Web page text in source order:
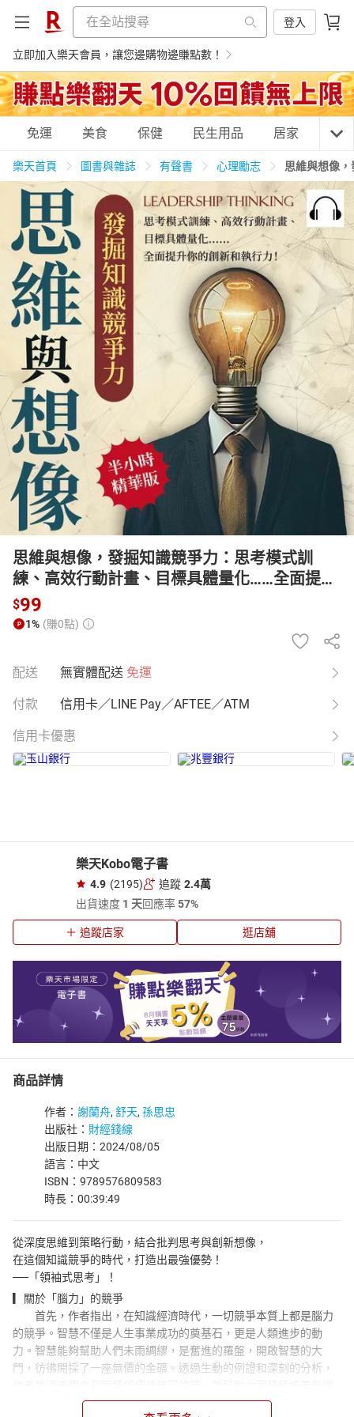
登入
立即加入樂天會員，讓您邊購物邊賺點數！
購物網分類
天天免運 美食蛋糕 民生用品
居家生活 3C家電 運動休閒 親子玩具
女裝 男裝 化妝保養 情趣用品
日本購物 電子/紙本書
免運 美食 保健 民生用品 居家 3C
樂天首頁 圖書與雜誌 有聲書 心理勵志 思維與想像
思維與想像，發掘知識競爭力：思考模式訓
練、高效行動計畫、目標具體量化……全面提升
你的創新和執行力！【有聲書】
$99
1% (賺0點)
配送 無實體配送 免運
付款 信用卡／LINE Pay／AFTEE／ATM
信用卡優惠
樂天Kobo電子書
4.9 (2195) 追蹤 2.4萬
出貨速度 1 天回應率57%
追蹤店家 逛店舖
商品詳情
作者： 謝蘭舟, 舒天, 孫思忠
出版社： 財經錢線
出版日期：2024/08/05
語言：中文
ISBN：9789576809583
時長：00:39:49
從深度思維到策略行動，結合批判思考與創新想像，
在這個知識競爭的時代，打造出最強優勢！
──「領袖式思考」！
▎關於「腦力」的競爭
首先，作者指出，在知識經濟時代，一切競爭本質上都是腦力
的競爭。智慧不僅是人生事業成功的奠基石，更是人類進步的動
力。智慧能夠幫助人們未雨綢繆，是奮進的羅盤，開啟智慧的大
門，彷彿開採了一座無價的金礦。透過生動的例證和深刻的分析，
升自己的競爭力。